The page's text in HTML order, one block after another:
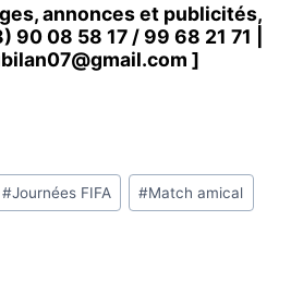
annonces et publicités,
90 08 58 17 / 99 68 21 71
]
#Journées FIFA #Match amical